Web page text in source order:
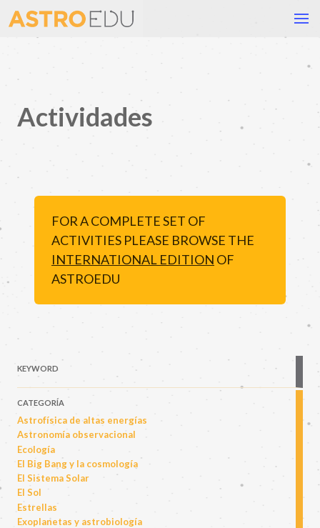
Actividades
FOR A COMPLETE SET OF
ACTIVITIES PLEASE BROWSE THE
INTERNATIONAL EDITION OF
ASTROEDU
KEYWORD
CATEGORÍA
Astrofísica de altas energías
Astronomía observacional
Ecología
El Big Bang y la cosmología
El Sistema Solar
El Sol
Estrellas
Exoplanetas y astrobiología